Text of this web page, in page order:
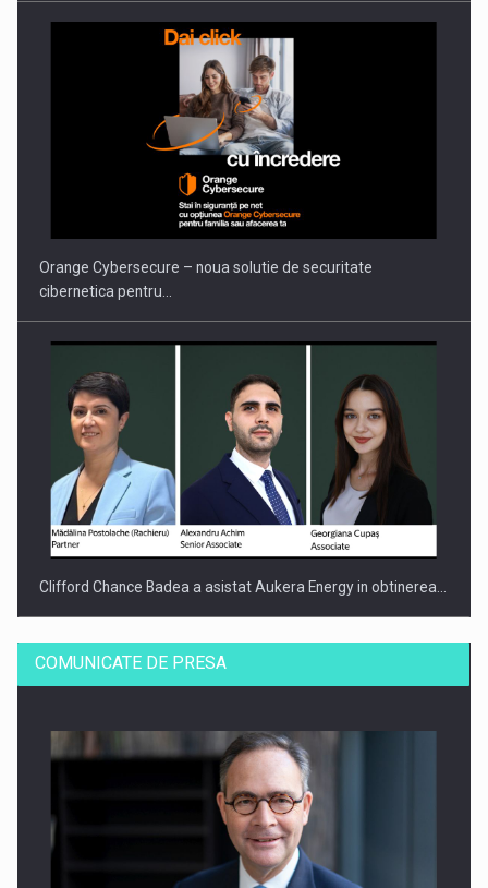
PUTTING ROMANIAN CORPORATE COMPANIES ON THE
INTERNATIONAL BUSINESS SCENE
Orange Cybersecure – noua solutie de securitate
cibernetica pentru…
Clifford Chance Badea a asistat Aukera Energy in obtinerea…
SAPTE PERSONALITATI DIN MEDIUL DE AFACERI, ACADEMIC
COMUNICATE DE PRESA